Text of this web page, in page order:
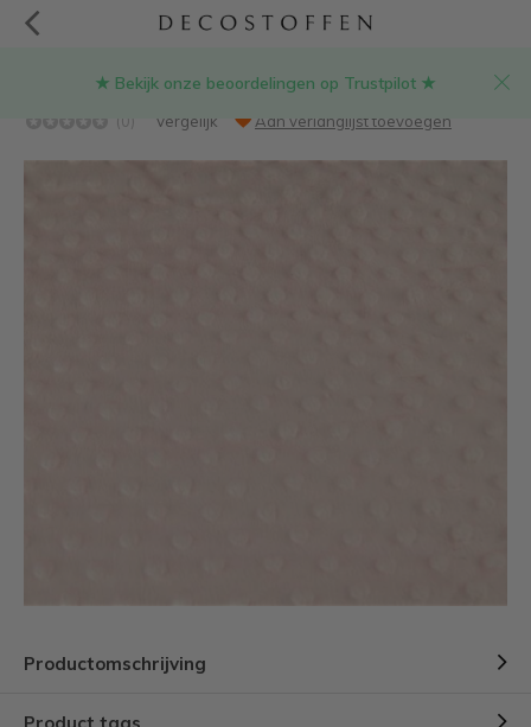
★ Bekijk onze beoordelingen op Trustpilot ★
Babyroze - minky fleece
(0) Vergelijk Aan verlanglijst toevoegen
Productomschrijving